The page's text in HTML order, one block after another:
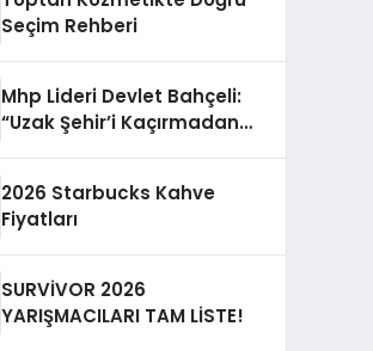
Seçim Rehberi
Mhp Lideri Devlet Bahçeli:
“Uzak Şehir’i Kaçırmadan
2026 Starbucks Kahve
Fiyatları
SURVİVOR 2026
YARIŞMACILARI TAM LİSTE!